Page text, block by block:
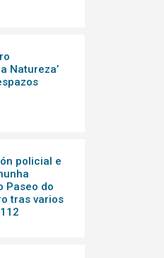
Natureza’
policial e
Paseo do
tras varios